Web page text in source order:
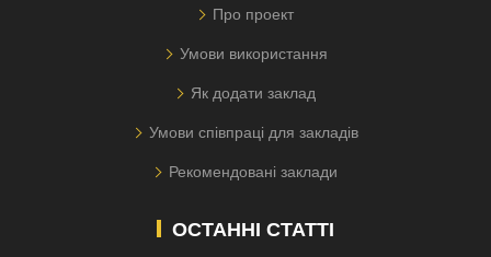
Про проект
Умови використання
Як додати заклад
Умови співпраці для закладів
Рекомендовані заклади
ОСТАННІ СТАТТІ